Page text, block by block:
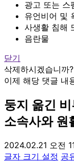
광고 또는 스
유언비어 및
사생활 침해
음란물
닫기
삭제하시겠습니까?
이제 해당 댓글 내
둥지 옮긴
소속사와 원
2024.02.21 오전
글자 크기 설정 공